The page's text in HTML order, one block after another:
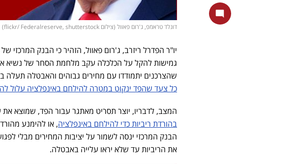
דונלד טראמפ, ג'רום פאוול (צילום flickr/ Federalreserve, shutterstock)
יו"ר הפדרל ריזרב, ג'רום פאוול, הזהיר כי הבנק
גמישות להקל על הכלכלה עקב מלחמת הסחר של נשיא
שהצרכנים יתמודדו עם מחירים גבוהים והאבטלה תעלה
כל צעד שהפד ינקוט במטרה להילחם באינפלציה עלול
המצב, לדבריו, יוצר תסריט מאתגר עבור הפד, שמוצא את
בהורדת ריביות כדי להילחם באינפלציה, או להימנע
הבנק המרכזי ינסה לשמור על יציבות המחירים מבלי
את הריביות עד שלא יראו עלייה באבטלה.